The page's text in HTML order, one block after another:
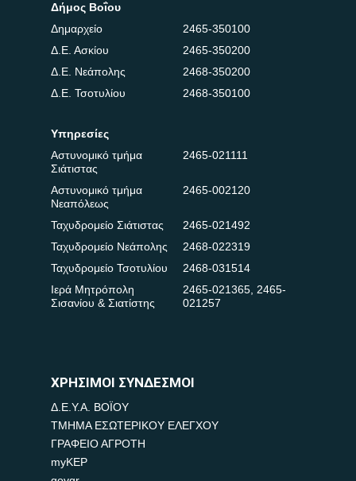
Δήμος Βοΐου
Δημαρχείο
2465-350100
Δ.Ε. Ασκίου
2465-350200
Δ.Ε. Νεάπολης
2468-350200
Δ.Ε. Τσοτυλίου
2468-350100
Υπηρεσίες
Αστυνομικό τμήμα
Σιάτιστας
2465-021111
Αστυνομικό τμήμα
Νεαπόλεως
2465-002120
Ταχυδρομείο Σιάτιστας
2465-021492
Ταχυδρομείο Νεάπολης
2468-022319
Ταχυδρομείο Τσοτυλίου
2468-031514
Ιερά Μητρόπολη
Σισανίου & Σιατίστης
2465-021365, 2465-
021257
ΧΡΗΣΙΜΟΙ ΣΥΝΔΕΣΜΟΙ
Δ.Ε.Υ.Α. ΒΟΪΟΥ
ΤΜΗΜΑ ΕΣΩΤΕΡΙΚΟΥ ΕΛΕΓΧΟΥ
ΓΡΑΦΕΙΟ ΑΓΡΟΤΗ
myKEP